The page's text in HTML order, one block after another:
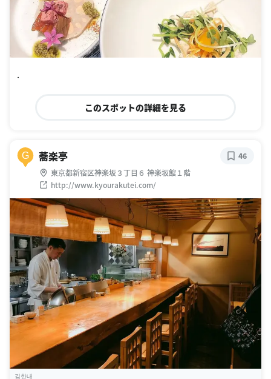
.
このスポットの詳細を見る
G 蕎楽亭
東京都新宿区神楽坂３丁目６ 神楽坂館１階
http://www.kyourakutei.com/
46
김한내